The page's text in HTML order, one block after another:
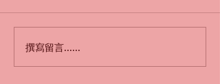
撰寫留言......